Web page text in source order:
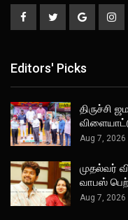
Editors' Picks
திருச்சி
Aug 7, 2026
முதல்வர்
வாபஸ்
Aug 7, 2026